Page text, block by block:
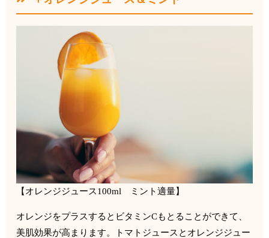
【オレンジジュース100ml ミント適量】
オレンジをプラスするとビタミンCもとることができて、
美肌効果が高まります。トマトジュースとオレンジジュー